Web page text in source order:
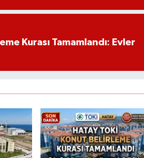
Kurası Tamamlandı: Evler